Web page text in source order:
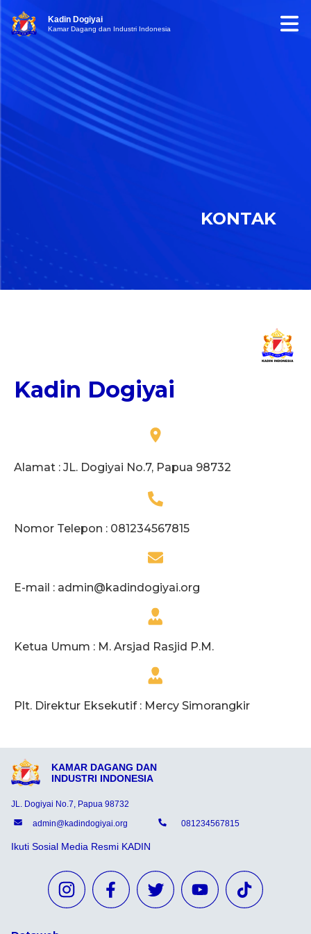
Kadin Dogiyai
Kamar Dagang dan Industri Indonesia
KONTAK
Kadin Dogiyai
Alamat : JL. Dogiyai No.7, Papua 98732
Nomor Telepon : 081234567815
E-mail : admin@kadindogiyai.org
Ketua Umum : M. Arsjad Rasjid P.M.
Plt. Direktur Eksekutif : Mercy Simorangkir
KAMAR DAGANG DAN
INDUSTRI INDONESIA
JL. Dogiyai No.7, Papua 98732
admin@kadindogiyai.org
081234567815
Ikuti Sosial Media Resmi KADIN